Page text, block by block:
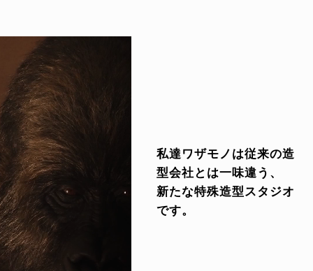
私達ワザモノは従来の造
型会社とは一味違う、
新たな特殊造型スタジオ
です。